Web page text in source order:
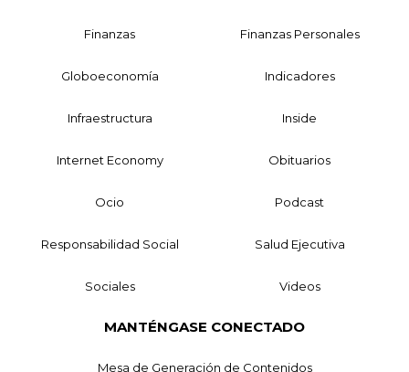
Finanzas Finanzas Personales
Globoeconomía Indicadores
Infraestructura Inside
Internet Economy Obituarios
Ocio Podcast
Responsabilidad Social Salud Ejecutiva
Sociales Videos
MANTÉNGASE CONECTADO
Mesa de Generación de Contenidos